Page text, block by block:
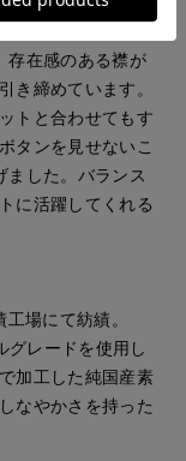
存在感のある襟が
き締めています。
トと合わせてもす
タンを見せないこ
ました。バランス
に活躍してくれる
場にて紡績。
グレードを使用し
加工した純国産素
なやかさを持った